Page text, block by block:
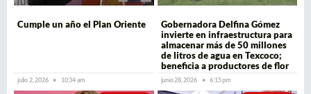
Cumple un año el Plan Oriente
julio 2, 2026 10:34 am
Gobernadora Delfina Gómez
invierte en infraestructura para
almacenar más de 50 millones
de litros de agua en Texcoco;
beneficia a productores de flor
junio 28, 2026 6:15 pm